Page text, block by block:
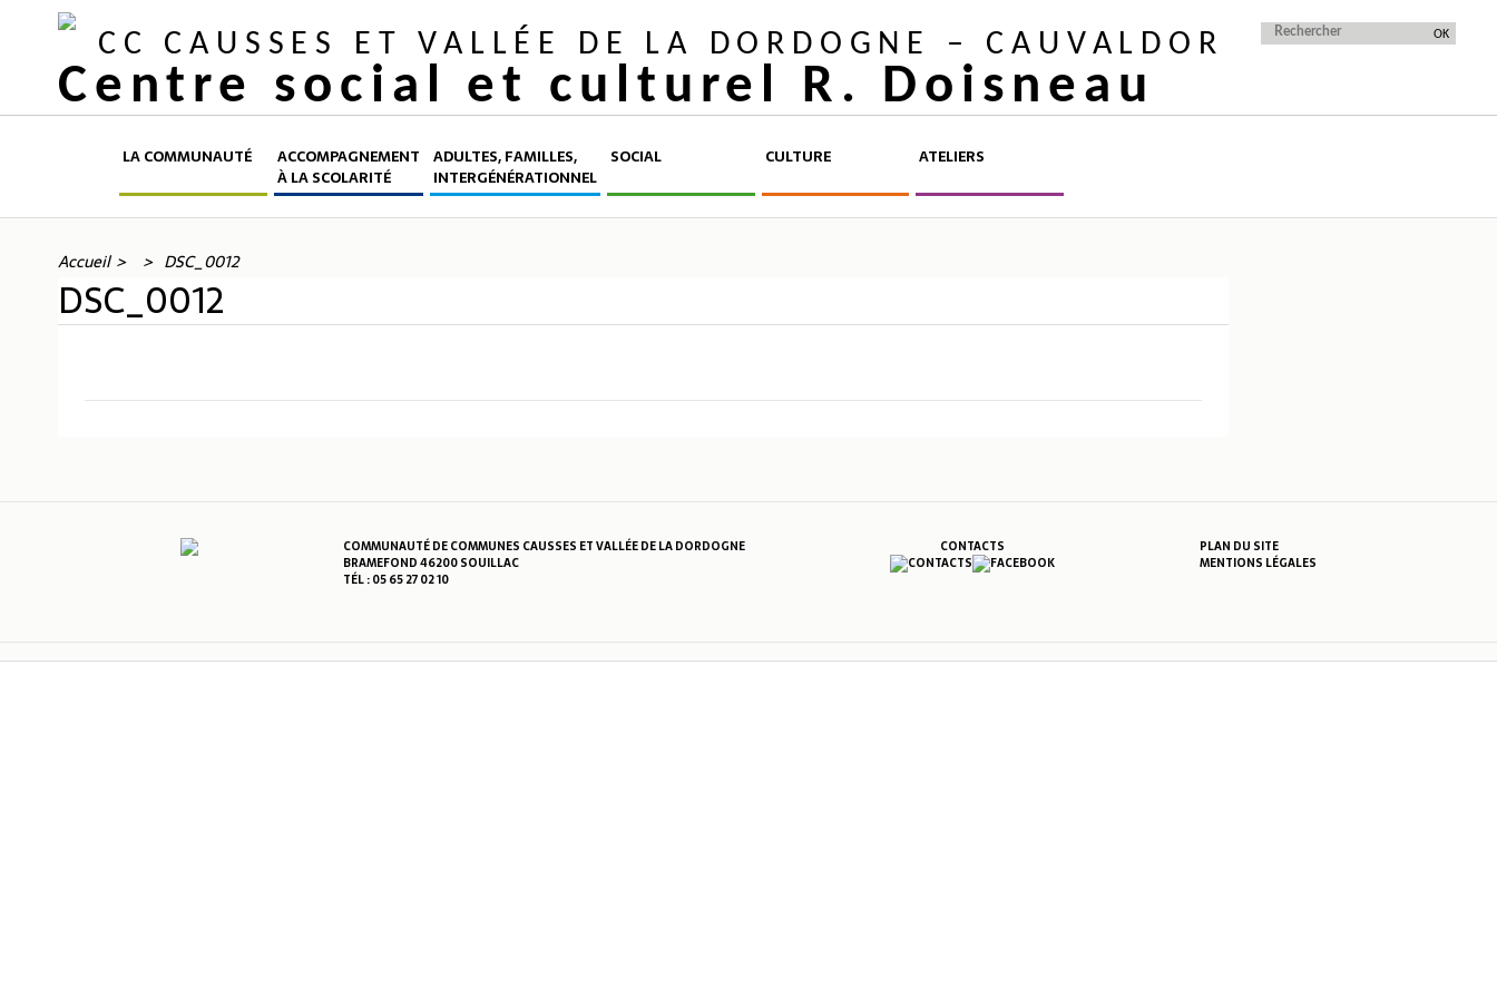
CC CAUSSES ET VALLÉE DE LA DORDOGNE – CAUVALDOR
Centre social et culturel R. Doisneau
LA COMMUNAUTÉ
ACCOMPAGNEMENT
À LA SCOLARITÉ
ADULTES, FAMILLES,
INTERGÉNÉRATIONNEL
SOCIAL CULTURE ATELIERS
Accueil DSC_0012
DSC_0012
COMMUNAUTÉ DE COMMUNES CAUSSES ET VALLÉE DE LA DORDOGNE
BRAMEFOND 46200 SOUILLAC
TÉL : 05 65 27 02 10
CONTACTS
PLAN DU SITE
MENTIONS LÉGALES